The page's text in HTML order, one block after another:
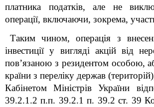
платника податків, але не
операції, включаючи, зокрема,
Таким чином, операція з
інвестиції у вигляді акцій від
пов’язаною з резидентом особою,
країни з переліку держав
Кабінетом Міністрів України
39.2.1.2 п.п. 39.2.1 п. 39.2 ст. 39